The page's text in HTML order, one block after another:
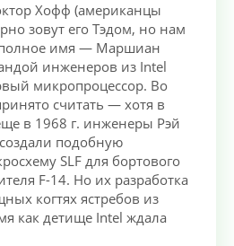
Хофф (американцы
зовут его Тэдом, но нам
имя — Маршиан
инженеров из Intel
микропроцессор. Во
считать — хотя в
в 1968 г. инженеры Рэй
подобную
SLF для бортового
F-14. Но их разработка
когтях ястребов из
как детище Intel ждала